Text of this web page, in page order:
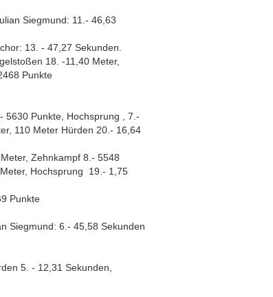
Siegmund: 11.- 46,63
13. - 47,27 Sekunden.
18. -11,40 Meter,
Punkte
5630 Punkte, Hochsprung , 7.-
110 Meter Hürden 20.- 16,64
Zehnkampf 8.- 5548
Hochsprung 19.- 1,75
Punkte
Siegmund: 6.- 45,58 Sekunden
5. - 12,31 Sekunden,